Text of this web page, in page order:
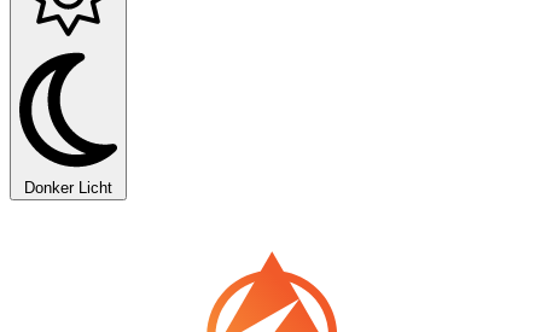
Donker Licht